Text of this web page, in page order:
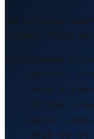
Sie schreiben
LinkedIn-Post?
Empfohlenes
Source:
Soto
(https://
mayer-
2026-08-05